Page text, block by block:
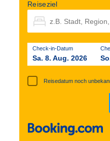
Reiseziel
Check-in-Datum
Sa. 8. Aug. 2026
Reisedatum noch